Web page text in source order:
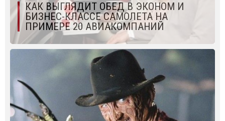
КАК ВЫГЛЯДИТ ОБЕД В ЭКОНОМ И
БИЗНЕС-КЛАССЕ САМОЛЕТА НА
ПРИМЕРЕ 20 АВИАКОМПАНИЙ